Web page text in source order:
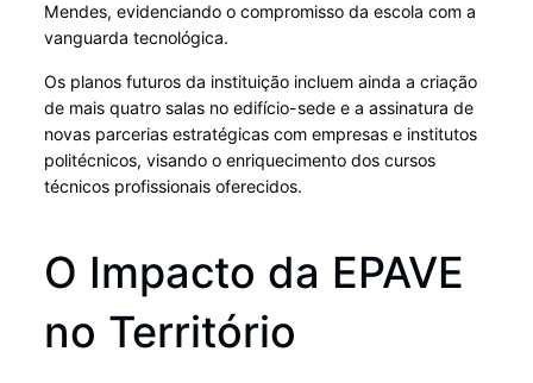
Mendes, evidenciando o compromisso da escola com a
vanguarda tecnológica.
Os planos futuros da instituição incluem ainda a criação
de mais quatro salas no edifício-sede e a assinatura de
novas parcerias estratégicas com empresas e institutos
politécnicos, visando o enriquecimento dos cursos
técnicos profissionais oferecidos.
O Impacto da EPAVE
no Território